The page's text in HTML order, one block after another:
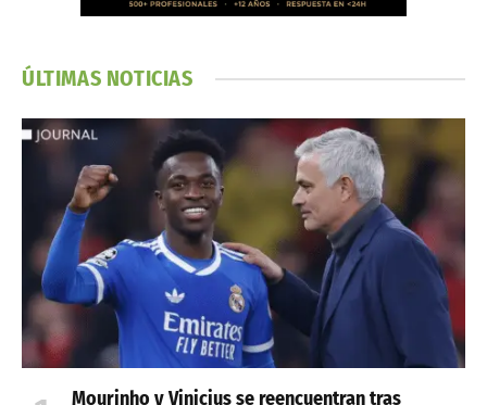
ÚLTIMAS NOTICIAS
Mourinho y Vinicius se reencuentran tras